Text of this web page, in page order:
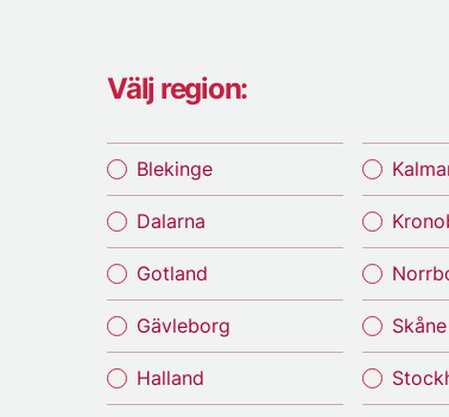
Välj region:
Blekinge
Dalarna
Gotland
Gävleborg
Halland
Skåne